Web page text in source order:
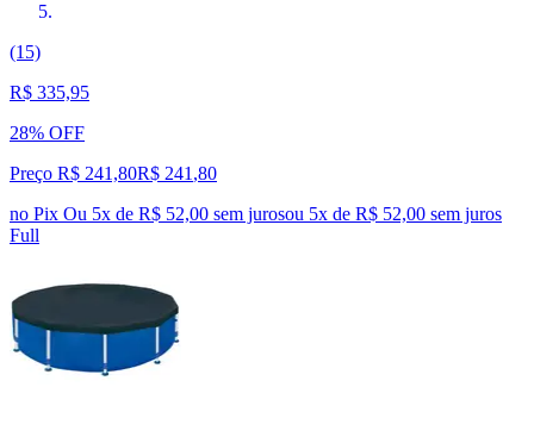
(15)
R$ 335,95
28% OFF
Preço R$ 241,80R$ 241 ,80
no Pix Ou 5x de R$ 52,00 sem jurosou 5x de R$ 52,00 sem juros
Full